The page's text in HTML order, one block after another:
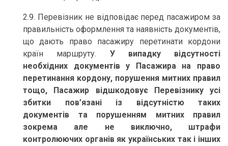
2.9. Перевізник не відповідає перед пасажиром за
правильність оформлення та наявність документів,
що дають право пасажиру перетинати кордони
країн маршруту. У випадку відсутності
необхідних документів у Пасажира на право
перетинання кордону, порушення митних правил
тощо, Пасажир відшкодовує Перевізнику усі
збитки пов’язані із відсутністю таких
документів та порушенням митних правил
зокрема але не виключно, штрафи
контролюючих органів як українських так і інших